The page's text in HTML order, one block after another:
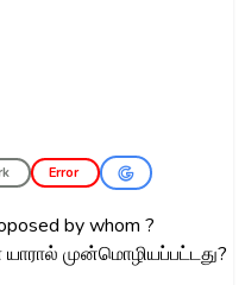
Error
by whom ?
முன்மொழியப்பட்டது?